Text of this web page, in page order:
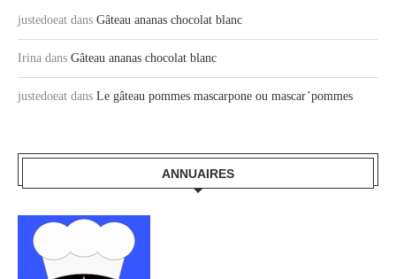
justedoeat dans Gâteau ananas chocolat blanc
Irina dans Gâteau ananas chocolat blanc
justedoeat dans Le gâteau pommes mascarpone ou mascar’pommes
ANNUAIRES